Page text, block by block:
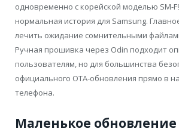
одновременно с корейской моделью SM-
нормальная история для Samsung.
лечить ожидание сомнительными
Ручная прошивка через Odin подходит
пользователям, но для большинства
официального OTA-обновления прямо в
телефона.
Маленькое обновление